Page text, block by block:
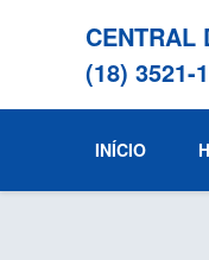
CENTRAL
(18) 3521-
INÍCIO